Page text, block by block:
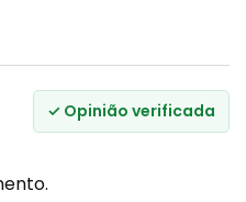
✓ Opinião verificada